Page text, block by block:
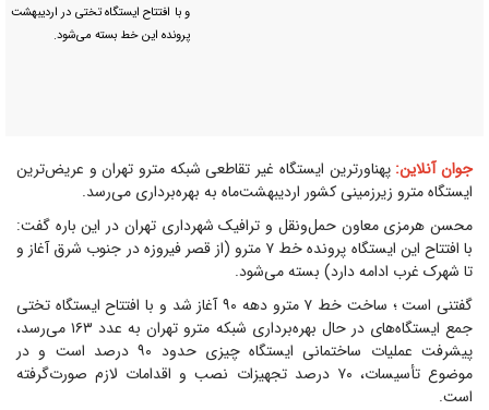
و با افتتاح ایستگاه تختی در اردیبهشت
پرونده این خط بسته می‌شود.
جوان آنلاین: پهناورترین ایستگاه غیر تقاطعی شبکه مترو تهران و عریض‌ترین
ایستگاه مترو زیرزمینی کشور اردیبهشت‌ماه به بهره‌برداری می‌رسد.
محسن هرمزی معاون حمل‌ونقل و ترافیک شهرداری تهران در این باره گفت:
با افتتاح این ایستگاه پرونده خط ۷ مترو (از قصر فیروزه در جنوب شرق آغاز و
تا شهرک غرب ادامه دارد)‌ بسته می‌شود.
گفتنی است ؛ ساخت خط ۷ مترو دهه ۹۰ آغاز شد ‌و با افتتاح ایستگاه تختی
جمع ایستگاه‌های در حال بهره‌برداری شبکه مترو تهران به عدد ۱۶۳ می‌رسد،
پیشرفت عملیات ساختمانی ایستگاه چیزی حدود ۹۰ درصد است و در
موضوع تأسیسات، ۷۰ درصد تجهیزات نصب و اقدامات لازم صورت‌گرفته
است.